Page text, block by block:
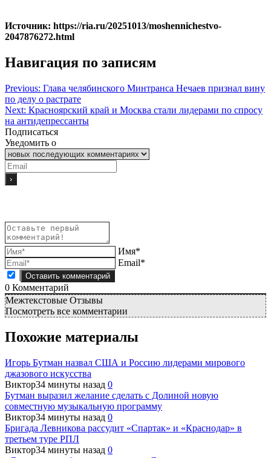
Источник: https://ria.ru/20251013/moshennichestvo-
2047876272.html
Навигация по записям
Previous: Глава челябинского Минтранса Нечаев признал вину
по делу о растрате
Next: Красноярский край и Москва стали лидерами по спросу
на антидепрессанты
Подписаться
Уведомить о
Имя*
Email*
0 Комментарий
Межтекстовые Отзывы
Посмотреть все комментарии
Похожие материалы
Игорь Бутман назвал США и Россию лидерами мирового
джазового искусства
Виктор34 минуты назад 0
Бутман выразил желание сделать с Долиной новую
совместную музыкальную программу
Виктор34 минуты назад 0
Бригада Левникова рассудит «Спартак» и «Краснодар» в
третьем туре РПЛ
Виктор34 минуты назад 0